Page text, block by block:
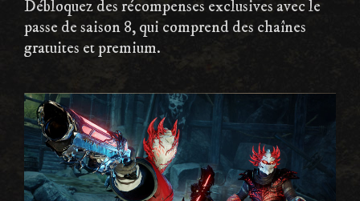
Débloquez des récompenses exclusives avec le
passe de saison 8, qui comprend des chaînes
gratuites et premium.